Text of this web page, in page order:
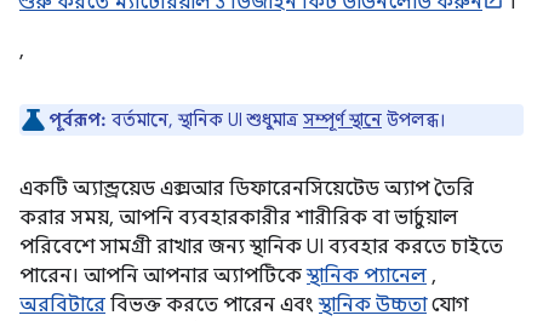
,
পূর্বরূপ: বর্তমানে, স্থানিক UI শুধুমাত্র সম্পূর্ণ স্থানে উপলব্ধ।
একটি অ্যান্ড্রয়েড এক্সআর ডিফারেনসিয়েটেড অ্যাপ তৈরি
করার সময়, আপনি ব্যবহারকারীর শারীরিক বা ভার্চুয়াল
পরিবেশে সামগ্রী রাখার জন্য স্থানিক UI ব্যবহার করতে চাইতে
পারেন। আপনি আপনার অ্যাপটিকেস্থানিক প্যানেল ,
অরবিটারে বিভক্ত করতে পারেন এবংস্থানিক উচ্চতাযোগ